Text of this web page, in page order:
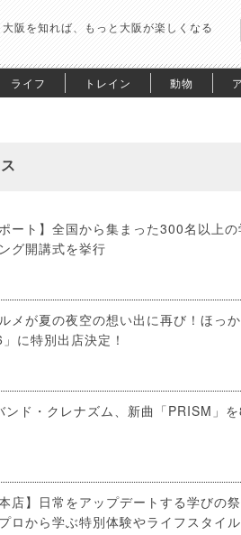
大阪を知れば、もっと大阪が楽しくなる
ライフ トレイン 動物
ート】全国から集まった300名以上
グ開講式を挙行
メが夏の夜空の想い出に再び！ほっ
に特別出店決定！
ンド・クレナズム、新曲「PRISM」
店】日常をアップデートする学びの
ロから学ぶ特別体験やライフスタイ